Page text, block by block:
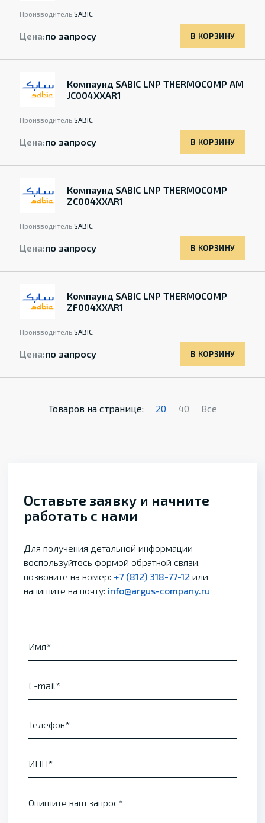
Производитель:SABIC
Цена:по запросу В КОРЗИНУ
Компаунд SABIC LNP THERMOCOMP AM
JC004XXAR1
Производитель:SABIC
Цена:по запросу В КОРЗИНУ
Компаунд SABIC LNP THERMOCOMP
ZC004XXAR1
Производитель:SABIC
Цена:по запросу В КОРЗИНУ
Компаунд SABIC LNP THERMOCOMP
ZF004XXAR1
Производитель:SABIC
Цена:по запросу В КОРЗИНУ
Товаров на странице: 20 40 Все
Оставьте заявку и начните
работать с нами
Для получения детальной информации
воспользуйтесь формой обратной связи,
позвоните на номер: +7 (812) 318-77-12 или
напишите на почту: info@argus-company.ru
Имя
E-mail
Телефон
ИНН
Опишите ваш запрос